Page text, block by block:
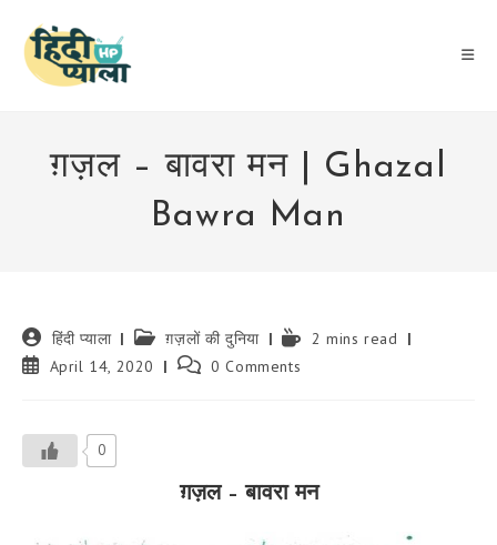
content
ग़ज़ल – बावरा मन | Ghazal
Bawra Man
Post
author:
हिंदी प्याला
Post
category:
ग़ज़लों की दुनिया
Reading
time:
2 mins read
PostApril 14, 2020
Post 0 Comments
0
ग़ज़ल – बावरा मन